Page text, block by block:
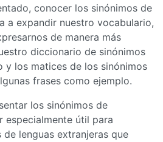
conocer los sinónimos de
a expandir nuestro vocabulario,
de manera más
diccionario de sinónimos
y los matices de los sinónimos
frases como ejemplo.
los sinónimos de
especialmente útil para
lenguas extranjeras que